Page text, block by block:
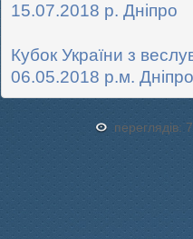
15.07.2018 р. Дніпро
Кубок України з
06.05.2018 р.м.
переглядів: